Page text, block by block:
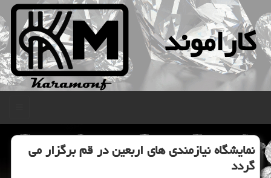
كاراموند
نمایشگاه نیازمندی های اربعین در قم برگزار می
گردد